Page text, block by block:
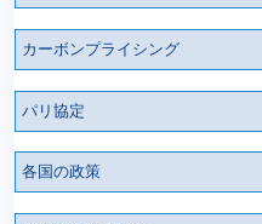
カーボンプライシング
パリ協定
各国の政策